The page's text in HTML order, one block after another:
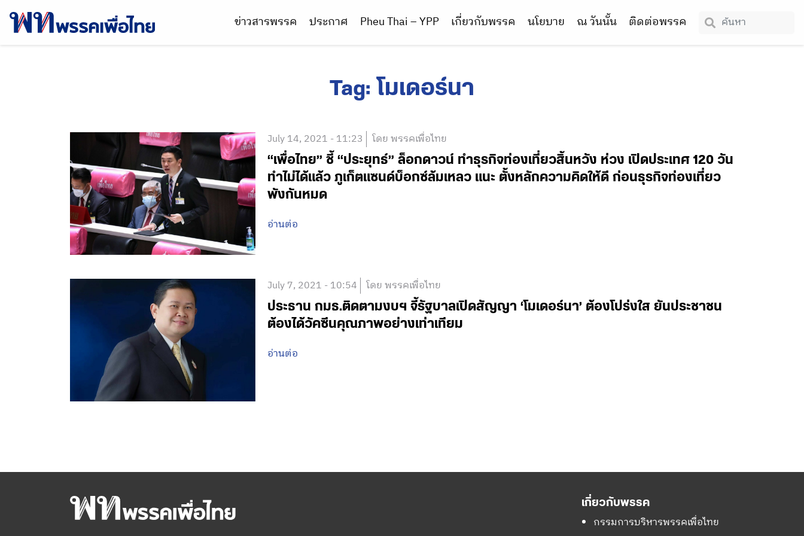
ข่าวสารพรรค ประกาศ Pheu Thai – YPP เกี่ยวกับพรรค นโยบาย ณ วันนั้น ติดต่อพรรค
Tag: โมเดอร์นา
July 14, 2021 - 11:23 โดย พรรคเพื่อไทย
“เพื่อไทย” ชี้ “ประยุทธ์” ล็อกดาวน์ ทำธุรกิจท่องเที่ยวสิ้นหวัง ห่วง เปิดประเทศ 120 วัน
ทำไม่ได้แล้ว ภูเก็ตแซนด์บ็อกซ์ล้มเหลว แนะ ตั้งหลักความคิดให้ดี ก่อนธุรกิจท่องเที่ยว
พังกันหมด
อ่านต่อ
July 7, 2021 - 10:54 โดย พรรคเพื่อไทย
ประธาน กมธ.ติดตามงบฯ จี้รัฐบาลเปิดสัญญา ‘โมเดอร์นา’ ต้องโปร่งใส ยันประชาชน
ต้องได้วัคซีนคุณภาพอย่างเท่าเทียม
อ่านต่อ
เกี่ยวกับพรรค
กรรมการบริหารพรรคเพื่อไทย